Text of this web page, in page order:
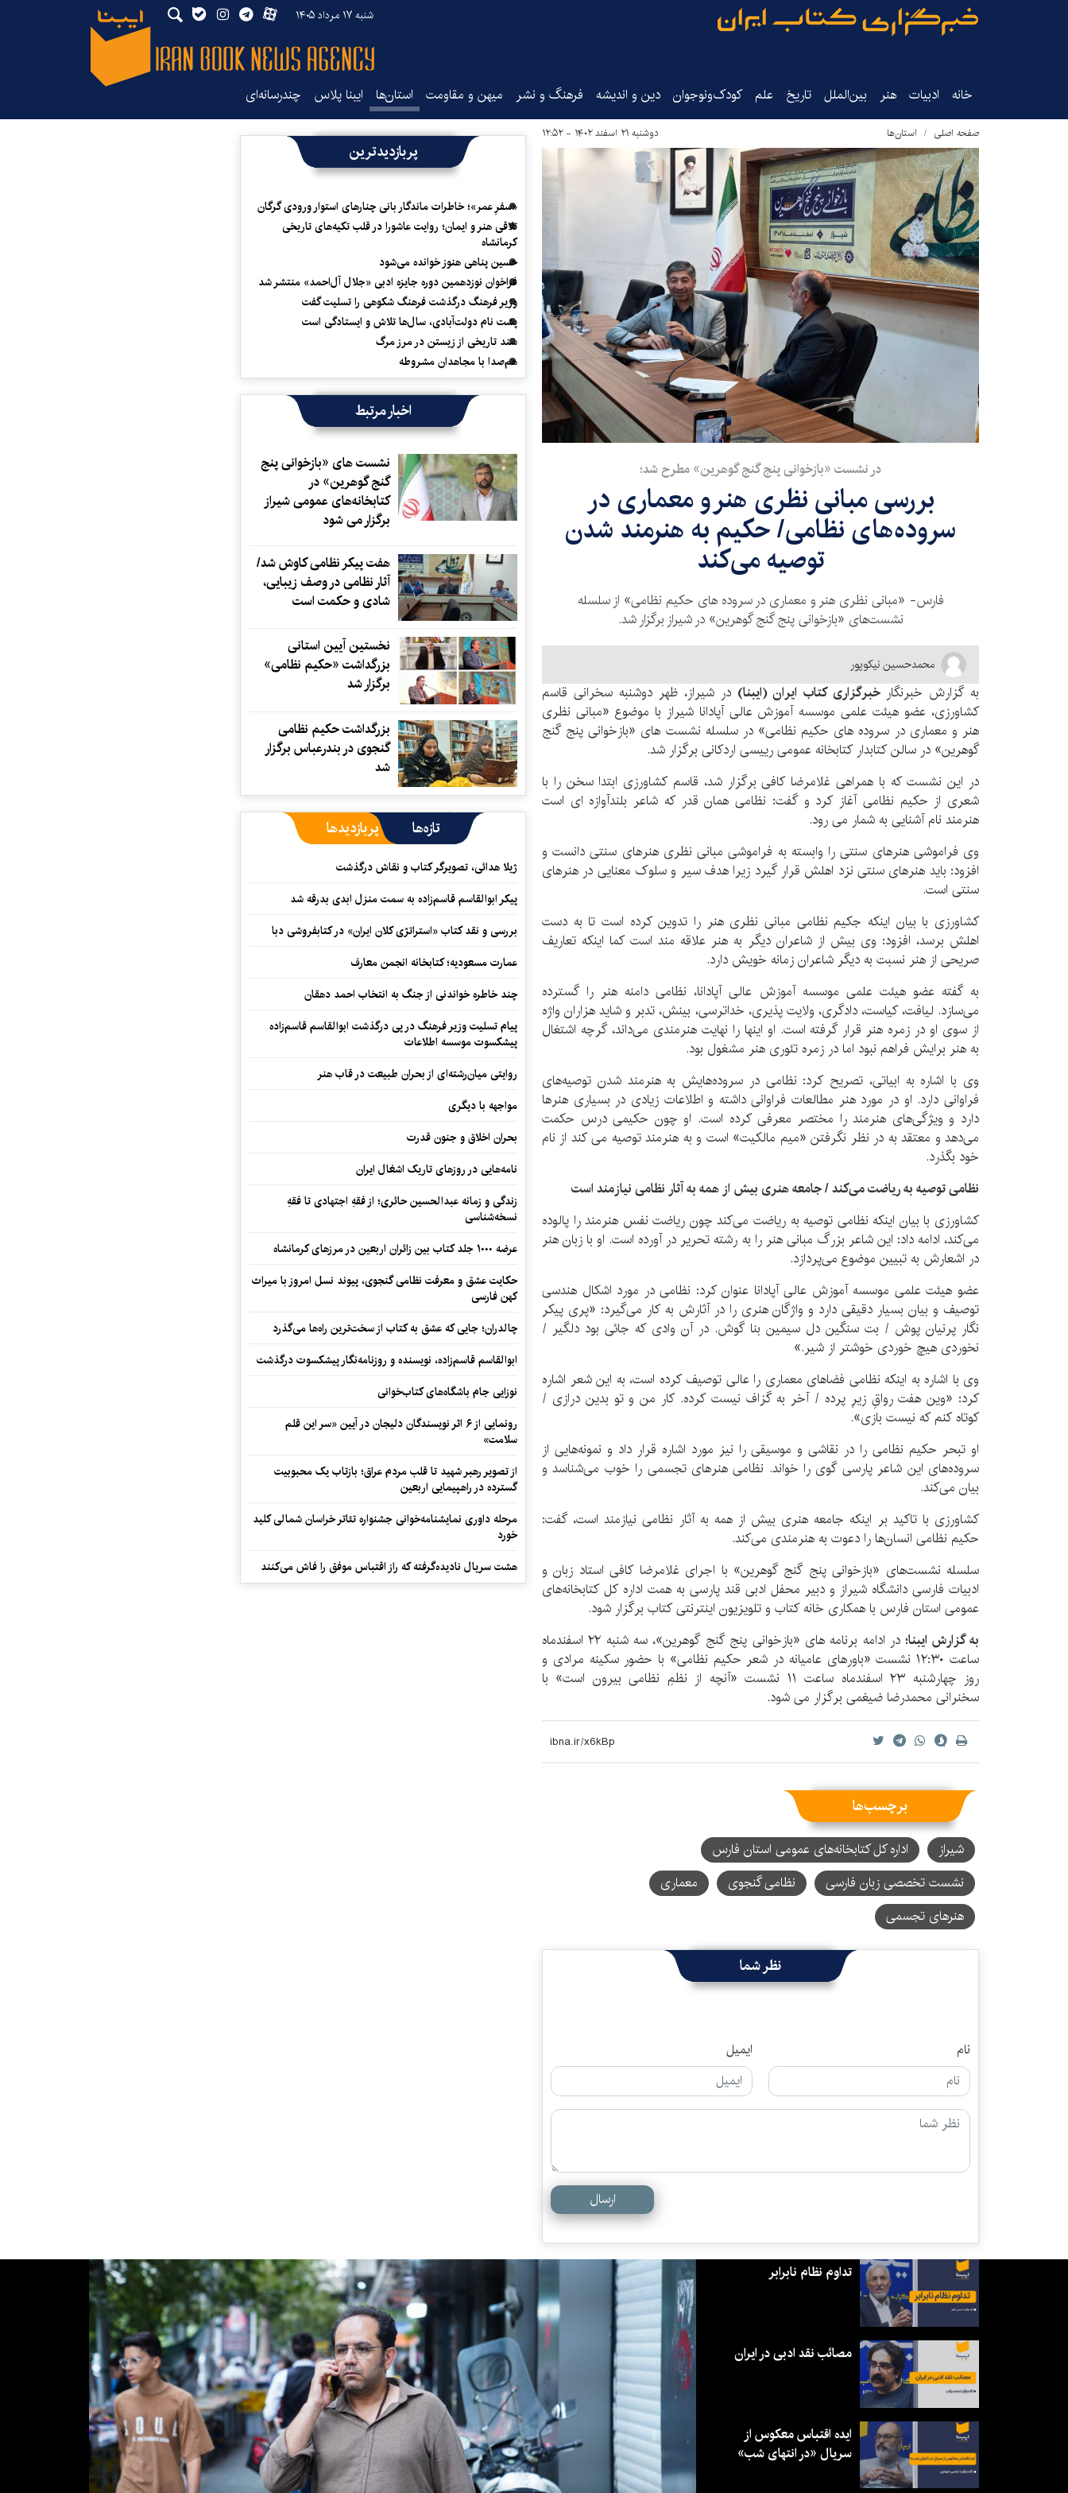
شنبه ۱۷ مرداد ۱۴۰۵
خانه ادبیات هنر بین‌الملل تاریخ‌ علم کودک‌ونوجوان دین و اندیشه فرهنگ و نشر میهن و مقاومت استان‌ها ایبنا پلاس چندرسانه‌ای
صفحه اصلی استان‌ها دوشنبه ۲۱ اسفند ۱۴۰۲ - ۱۲:۵۲
در نشست‌ «بازخوانی پنج گنج گوهرین» مطرح شد؛
بررسی مبانی نظری هنر و معماری در
سروده‌‍‌های نظامی/ حکیم به هنرمند شدن
توصیه می‌کند
محمدحسین نیکوپور
فارس- «مبانی نظری هنر و معماری در سروده های حکیم نظامی» از سلسله
نشست‌های «بازخوانی پنج گنج گوهرین» در شیراز برگزار شد.
به گزارش خبرنگار خبرگزاری کتاب ایران (ایبنا) در شیراز، ظهر دوشنبه سخرانی قاسم
کشاورزی، عضو هیئت علمی موسسه آموزش عالی آپادانا شیراز با موضوع «مبانی نظری
هنر و معماری در سروده های حکیم نظامی» در سلسله نشست های «بازخوانی پنج گنج
گوهرین» در سالن کتابدار کتابخانه عمومی رییسی اردکانی برگزار شد.
در این نشست که با همراهی غلامرضا کافی برگزار شد، قاسم کشاورزی ابتدا سخن را با
شعری از حکیم نظامی آغاز کرد و گفت: نظامی همان قدر که شاعر بلندآوازه ای است
هنرمند نام آشنایی به شمار می رود.
وی فراموشی هنرهای سنتی را وابسته به فراموشی مبانی نظری هنرهای سنتی دانست و
افزود: باید هنرهای سنتی نزد اهلش قرار گیرد زیرا هدف سیر و سلوک معنایی در هنرهای
سنتی است.
کشاورزی با بیان اینکه جکیم نظامی مبانی نظری هنر را تدوین کرده است تا به دست
اهلش برسد، افزود: وی بیش از شاعران دیگر به هنر علاقه مند است کما اینکه تعاریف
صریحی از هنر نسبت به دیگر شاعران زمانه خویش دارد.
به گفته عضو هیئت علمی موسسه آموزش عالی آپادانا، نظامی دامنه هنر را گسترده
می‌سازد. لیافت، کیاست، دادگری، ولایت پذیری، خداترسی، بینش، تدبر و شاید هزاران واژه
از سوی او در زمره هنر قرار گرفته است. او اینها را نهایت هنرمندی می‌داند، گرچه اشتغال
به هنر برایش فراهم نبود اما در زمره تئوری هنر مشغول بود.
وی با اشاره به ابیاتی، تصریح کرد: نظامی در سروده‌هایش به هنرمند شدن توصیه‌های
فراوانی دارد. او در مورد هنر مطالعات فراوانی داشته و اطلاعات زیادی در بسیاری هنرها
دارد و ویژگی‌های هنرمند را مختصر معرفی کرده است. او چون حکیمی درس حکمت
می‌دهد و معتقد به در نظر نگرفتن «میم مالکیت» است و به هنرمند توصیه می کند از نام
خود بگذرد.
نظامی توصیه به ریاضت می‌کند / ‏جامعه هنری بیش از همه به آثار نظامی نیازمند است
کشاورزی با بیان اینکه نظامی توصیه به ریاضت می‌کند چون ریاضت نفس هنرمند را پالوده
می‌کند، ادامه داد: این شاعر بزرگ مبانی هنر را به رشته تحریر در آورده است. او با زبان هنر
در اشعارش به تبیین موضوع می‌پردازد.
عضو هیئت علمی موسسه آموزش عالی آپادانا عنوان کرد: نظامی در مورد اشکال هندسی
توصیف و بیان بسیار دقیقی دارد و واژگان هنری را در آثارش به کار می‌گیرد: «پری پیکر
نگار پرنیان پوش / بت سنگین دل سیمین بنا گوش. در آن وادی که جائی بود دلگیر /
نخوردی هیچ خوردی خوشتر از شیر.»
وی با اشاره به اینکه نظامی فضاهای معماری را عالی توصیف کرده است، به این شعر اشاره
کرد: «وین هفت رواقِ زیرِ پرده / آخر به گزاف نیست کرده. کار من و تو بدین درازی /
کوتاه کنم که نیست بازی».
او تبحر حکیم نظامی را در نقاشی و موسیقی را نیز مورد اشاره قرار داد و نمونه‌هایی از
سروده‌های این شاعر پارسی گوی را خواند. نظامی هنرهای تجسمی را خوب می‌شناسد و
بیان می‌کند.
کشاورزی با تاکید بر اینکه جامعه هنری بیش از همه به آثار نظامی نیازمند است، گفت:
حکیم نظامی انسان‌ها را دعوت به هنرمندی می‌کند.
سلسله نشست‌های «بازخوانی پنج گنج گوهرین» با اجرای غلامرضا کافی استاد زبان و
ادبیات فارسی دانشگاه شیراز و دبیر محفل ادبی قند پارسی به همت اداره کل کتابخانه‌های
عمومی استان فارس با همکاری خانه کتاب و تلویزیون اینترنتی کتاب برگزار شود.
به گزارش ایبنا؛
در ادامه برنامه های «بازخوانی پنج گنج گوهرین»، سه شنبه ۲۲ اسفندماه
ساعت ۱۲:۳۰ نشست «باورهای عامیانه در شعر حکیم نظامی» با حضور سکینه مرادی و
روز چهارشنبه ۲۳ اسفندماه ساعت ۱۱ نشست «آنچه از نظمِ نظامی بیرون است» با
سخنرانی محمدرضا ضیغمی برگزار می شود.
برچسب‌ها
شیراز
اداره کل کتابخانه‌های عمومی استان فارس
نشست تخصصی زبان فارسی
نظامی گنجوی
معماری
هنرهای تجسمی
نظر شما
نام ایمیل
ارسال
پربازدیدترین
«سفرِ عمر»؛ خاطرات ماندگار بانی چنارهای استوار ورودی گرگان
تلاقی هنر و ایمان؛ روایت عاشورا در قلب تکیه‌های تاریخی
کرمانشاه
حسین پناهی هنوز خوانده می‌شود
فراخوان نوزدهمین دوره جایزه ادبی «جلال آل‌احمد» منتشر شد
وزیر فرهنگ درگذشت فرهنگ شکوهی را تسلیت گفت
پشت نام دولت‌آبادی، سال‌ها تلاش و ایستادگی است
سند تاریخی از زیستن در مرز مرگ
هم‌صدا با مجاهدان مشروطه
اخبار مرتبط
نشست های «بازخوانی پنج
گنج گوهرین» در
کتابخانه‌های عمومی شیراز
برگزار می شود
هفت پیکر نظامی کاوش شد/
آثار نظامی در وصف زیبایی،
شادی و حکمت است
نخستین آیین استانی
بزرگداشت «حکیم نظامی»
برگزار شد
بزرگداشت حکیم نظامی
گنجوی در بندرعباس برگزار
شد
تازه‌ها پربازدیدها
ژیلا هدائی، تصویرگر کتاب و نقاش درگذشت
پیکر ابوالقاسم قاسم‌زاده به سمت منزل ابدی بدرقه شد
بررسی و نقد کتاب «استراتژی کلان ایران» در کتابفروشی دبا
عمارت مسعودیه؛ کتابخانه انجمن معارف
چند خاطره خواندنی از جنگ به انتخاب احمد دهقان
پیام تسلیت وزیر فرهنگ در پی درگذشت ابوالقاسم قاسم‌زاده
پیشکسوت موسسه اطلاعات
روایتی میان‌رشته‌ای از بحران طبیعت در قاب هنر
مواجهه با دیگری
بحران اخلاق و جنون قدرت
نامه‌هایی در روزهای تاریک اشغال ایران
زندگی و زمانه عبدالحسین حائری؛ از فقهِ اجتهادی تا فقهِ
نسخه‌شناسی
عرضه ۱۰۰۰ جلد کتاب بین زائران اربعین در مرزهای کرمانشاه
حکایت عشق و معرفت نظامی گنجوی، پیوند نسل امروز با میراث
کهن فارسی
چالدران؛ جایی که عشق به کتاب از سخت‌ترین راه‌ها می‌گذرد
ابوالقاسم قاسم‌زاده، نویسنده و روزنامه‌نگار پیشکسوت درگذشت
نوزایی جام باشگاه‌های کتاب‌خوانی
رونمایی از ۶ اثر نویسندگان دلیجان در آیین «سر این قلم
سلامت»
از تصویر رهبر شهید تا قلب مردم عراق؛ بازتاب یک محبوبیت
گسترده در راهپیمایی اربعین
مرحله داوری نمایشنامه‌خوانی جشنواره تئاتر خراسان شمالی کلید
خورد
هشت سریال نادیده‌گرفته که راز اقتباس موفق را فاش می‌کنند
تداوم نظام نابرابر
مصائب نقد ادبی در ایران
ایده اقتباس معکوس از
سریال «در انتهای شب»